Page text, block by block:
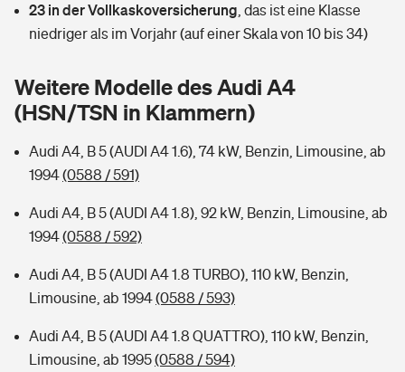
Hochwasser-Check: Wie gefährdet ist Ihr Haus?
Wer versichert was: Jetzt Versicherer finden
Sie haben Fragen?
Private Cyberversicherung
Musikinstrumentenversicherung
Zur Übersicht
Tools
Kinderunfall-Check: Mehr Sicherheit für deine Kids
Wer versichert was: Jetzt Versicherer finden
Sie haben Fragen?
Rentenrechner: Wie viel Geld bekomme ich im Alter?
23 in der Vollkaskoversicherung das ist eine Klasse
niedriger als im Vorjahr (auf einer Skala von 10 bis 34)
Weitere Modelle des Audi A4
(HSN/TSN in Klammern)
Audi A4, B 5 (AUDI A4 1.6), 74 kW, Benzin, Limousine, ab
1994(0588 / 591)
Audi A4, B 5 (AUDI A4 1.8), 92 kW, Benzin, Limousine, ab
1994(0588 / 592)
Audi A4, B 5 (AUDI A4 1.8 TURBO), 110 kW, Benzin,
Limousine, ab 1994(0588 / 593)
Audi A4, B 5 (AUDI A4 1.8 QUATTRO), 110 kW, Benzin,
Limousine, ab 1995(0588 / 594)